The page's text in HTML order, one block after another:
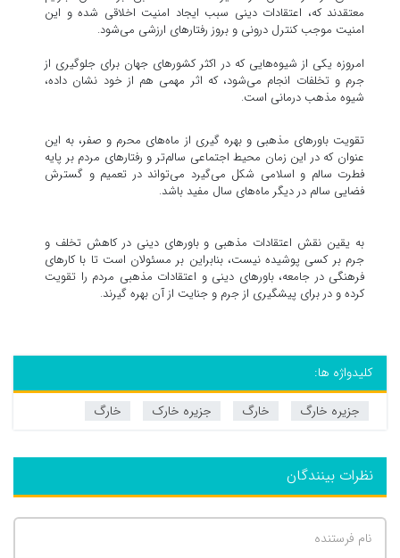
معتقدند که، اعتقادات دینی سبب ایجاد امنیت اخلاقی شده و این
امنیت موجب کنترل درونی و بروز رفتارهای ارزشی می‌شود.
امروزه یکی از شیوه‌هایی که در اکثر کشورهای جهان برای جلوگیری از
جرم و تخلفات انجام می‌شود، که اثر مهمی هم از خود نشان داده،
شیوه مذهب درمانی است.
تقویت باورهای مذهبی و بهره گیری از ماه‌های محرم و صفر، به این
عنوان که در این زمان محیط اجتماعی سالم‌تر و رفتارهای مردم بر پایه
فطرت سالم و اسلامی شکل می‌گیرد می‌تواند در تعمیم و گسترش
فضایی سالم در دیگر ماه‌های سال مفید باشد.
به یقین نقش اعتقادات مذهبی و باورهای دینی در کاهش تخلف و
جرم بر کسی پوشیده نیست، بنابراین بر مسئولان است تا با کارهای
فرهنگی در جامعه، باورهای دینی و اعتقادات مذهبی مردم را تقویت
کرده و در برای پیشگیری از جرم و جنایت از آن بهره گیرند.
کلیدواژه ها:
جزیره خارگ
خارگ جزیره خارک خارگ
نظرات بینندگان